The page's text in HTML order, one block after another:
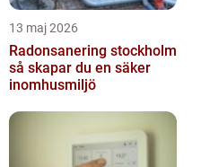
13 maj 2026
Radonsanering stockholm
så skapar du en säker
inomhusmiljö